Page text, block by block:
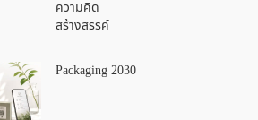
ความคิด
สร้างสรรค์
Packaging 2030